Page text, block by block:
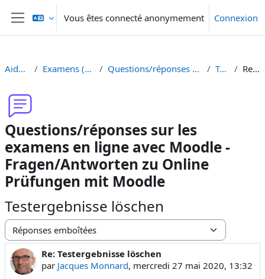
Passer au contenu principal
Panneau latéral
Vous êtes connecté anonymement Connexion
Aide Moodle - Moodle Hilfe Examens (en ligne et sur papier) - Prüfungen (Online und Offline) Questions/réponses sur les examens en ligne avec Moodle - Fragen/Antworten zu Online Prüfungen mit Moodle Testergebnisse löschen Re: Testergebnisse löschen
Questions/réponses sur les
examens en ligne avec Moodle -
Fragen/Antworten zu Online
Prüfungen mit Moodle
Testergebnisse löschen
Type d’affichage
Re: Testergebnisse löschen
par Jacques Monnard, mercredi 27 mai 2020, 13:32
Nombre de réponses : 0